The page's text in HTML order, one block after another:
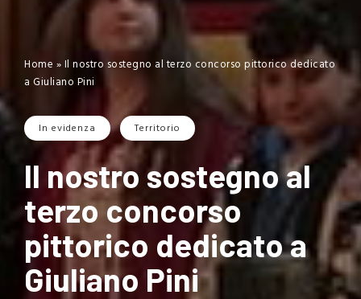
Home »Il nostro sostegno al terzo concorso pittorico dedicato
a Giuliano Pini
In evidenza Territorio
Il nostro sostegno al
terzo concorso
pittorico dedicato a
Giuliano Pini